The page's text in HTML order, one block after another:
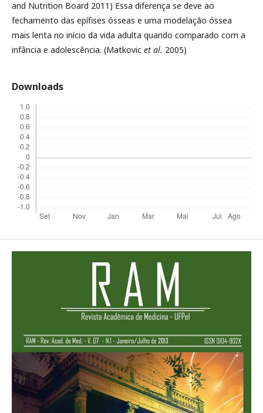
and Nutrition Board 2011) Essa diferença se deve ao
fechamento das epífises ósseas e uma modelação óssea
mais lenta no início da vida adulta quando comparado com a
infância e adolescência. (Matkovic et al. 2005)
Downloads